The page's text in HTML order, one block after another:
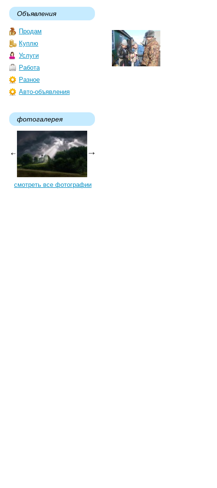
Объявления
Продам
Куплю
Услуги
Работа
Разное
Авто-объявления
фотогалерея
смотреть все фотографии